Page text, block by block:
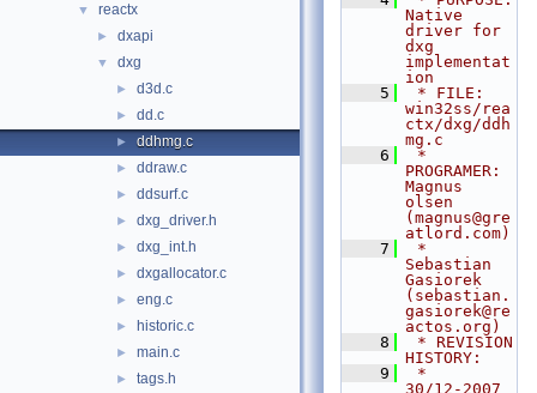
▼ reactx
► dxapi
▼ dxg
► d3d.c
► dd.c
► ddhmg.c
► ddraw.c
► ddsurf.c
► dxg_driver.h
► dxg_int.h
► dxgallocator.c
► eng.c
► historic.c
► main.c
► tags.h
Native
driver for
dxg
implementat
ion
    5
* FILE:
win32ss/rea
ctx/dxg/ddh
mg.c
    6
*
PROGRAMER:
Magnus
olsen
(magnus@gre
atlord.com)
    7
*
Sebastian
Gasiorek
(sebastian.
gasiorek@re
actos.org)
    8
* REVISION
HISTORY:
    9
*
30/12-2007